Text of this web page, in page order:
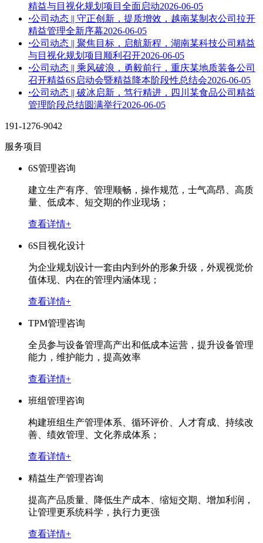
精益与目视化规划项目全面启动2026-06-05
·公司动态 || 守正创新，提质增效，越南某制衣公司拉开
精益管理全新序幕2026-06-05
·公司动态 || 聚焦目标，启航新程，湖南某科技公司精益
与目视化规划项目顺利召开2026-06-05
·公司动态 || 乘风破浪，勇毅前行，重庆某地质装备公司
召开精益6S启动会暨精益降本阶段性总结会2026-06-05
·公司动态 || 破冰启新，笃行精进，四川某食品公司精益
管理阶段总结圆满举行2026-06-05
191-1276-9042
服务项目
6S管理咨询
建立生产有序、管理顺畅，操作规范，士气高昂、高质
量、低成本、短交期的作业现场；
查看详情+
6S目视化设计
为企业规划设计一套由内到外的形象升级，外观视觉价
值体现、内在的管理内涵体现；
查看详情+
TPM管理咨询
全员参与设备管理高产出和低成本运营，提升设备管理
能力，维护能力，提高效率
查看详情+
班组管理咨询
构建班组生产管理体系、循环评价、人才育成、持续改
善、绩效管理、文化养成体系；
查看详情+
精益生产管理咨询
提高产品质量、降低生产成本、缩短交期、增加利润，
让管理更系统科学，执行力更强
查看详情+